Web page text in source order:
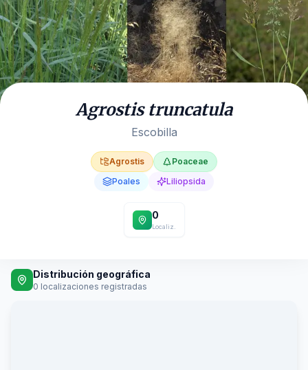
Agrostis truncatula
Escobilla
Agrostis
Poaceae
Poales
Liliopsida
0
Localiz.
Distribución geográfica
0 localizaciones registradas